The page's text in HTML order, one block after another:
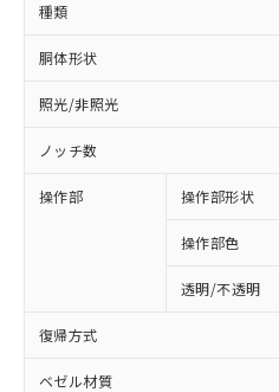
種類
胴体形状
照光/非照光
ノッチ数
操作部 操作部形状
操作部色
透明/不透明
復帰方式
ベゼル材質